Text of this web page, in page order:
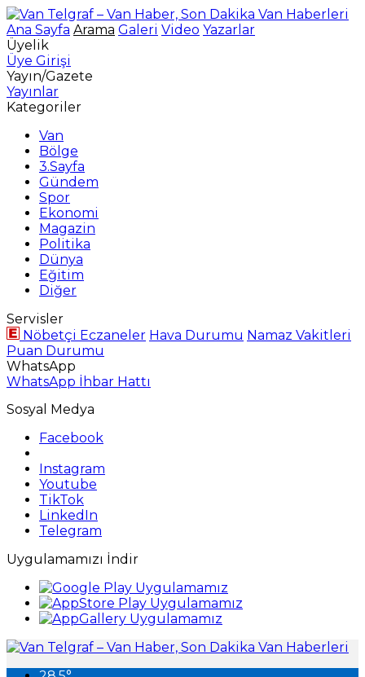
Ana Sayfa Arama Galeri Video Yazarlar
Üyelik
Üye Girişi
Yayın/Gazete
Yayınlar
Kategoriler
Van
Bölge
3.Sayfa
Gündem
Spor
Ekonomi
Magazin
Politika
Dünya
Eğitim
Diğer
Servisler
Nöbetçi Eczaneler Hava Durumu Namaz Vakitleri
Puan Durumu
WhatsApp
WhatsApp İhbar Hattı
Sosyal Medya
Facebook
Instagram
Youtube
TikTok
LinkedIn
Telegram
Uygulamamızı İndir